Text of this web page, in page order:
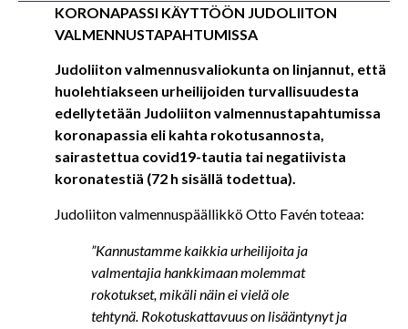
KORONAPASSI KÄYTTÖÖN JUDOLIITON
VALMENNUSTAPAHTUMISSA
Judoliiton valmennusvaliokunta on linjannut, että
huolehtiakseen urheilijoiden turvallisuudesta
edellytetään Judoliiton valmennustapahtumissa
koronapassia eli kahta rokotusannosta,
sairastettua covid19-tautia tai negatiivista
koronatestiä (72 h sisällä todettua).
Judoliiton valmennuspäällikkö Otto Favén toteaa:
”Kannustamme kaikkia urheilijoita ja
valmentajia hankkimaan molemmat
rokotukset, mikäli näin ei vielä ole
tehtynä. Rokotuskattavuus on lisääntynyt ja